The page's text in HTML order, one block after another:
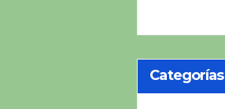
Categorías